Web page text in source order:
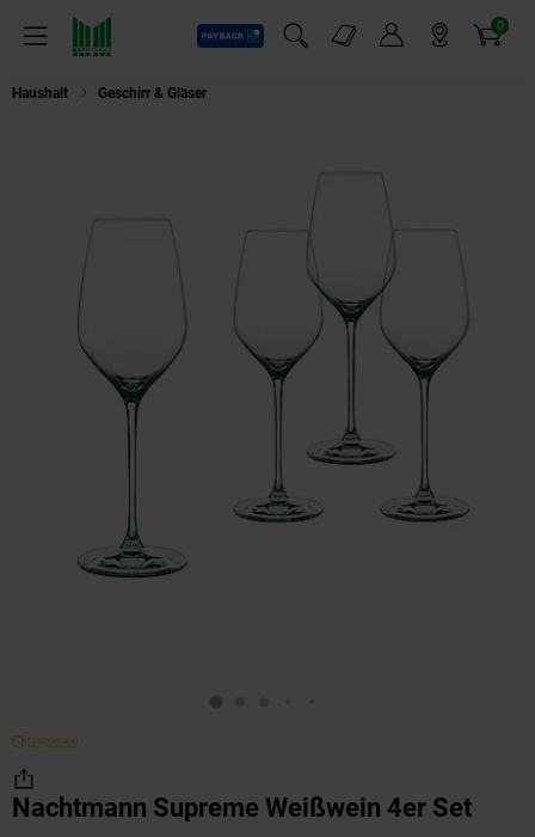
Menü
Payback
Suchfeld einblenden
Markt-Angebote 0
Artikel
Haushalt Geschirr & Gläser
Nachtmann Supreme Weißwein 4er Set